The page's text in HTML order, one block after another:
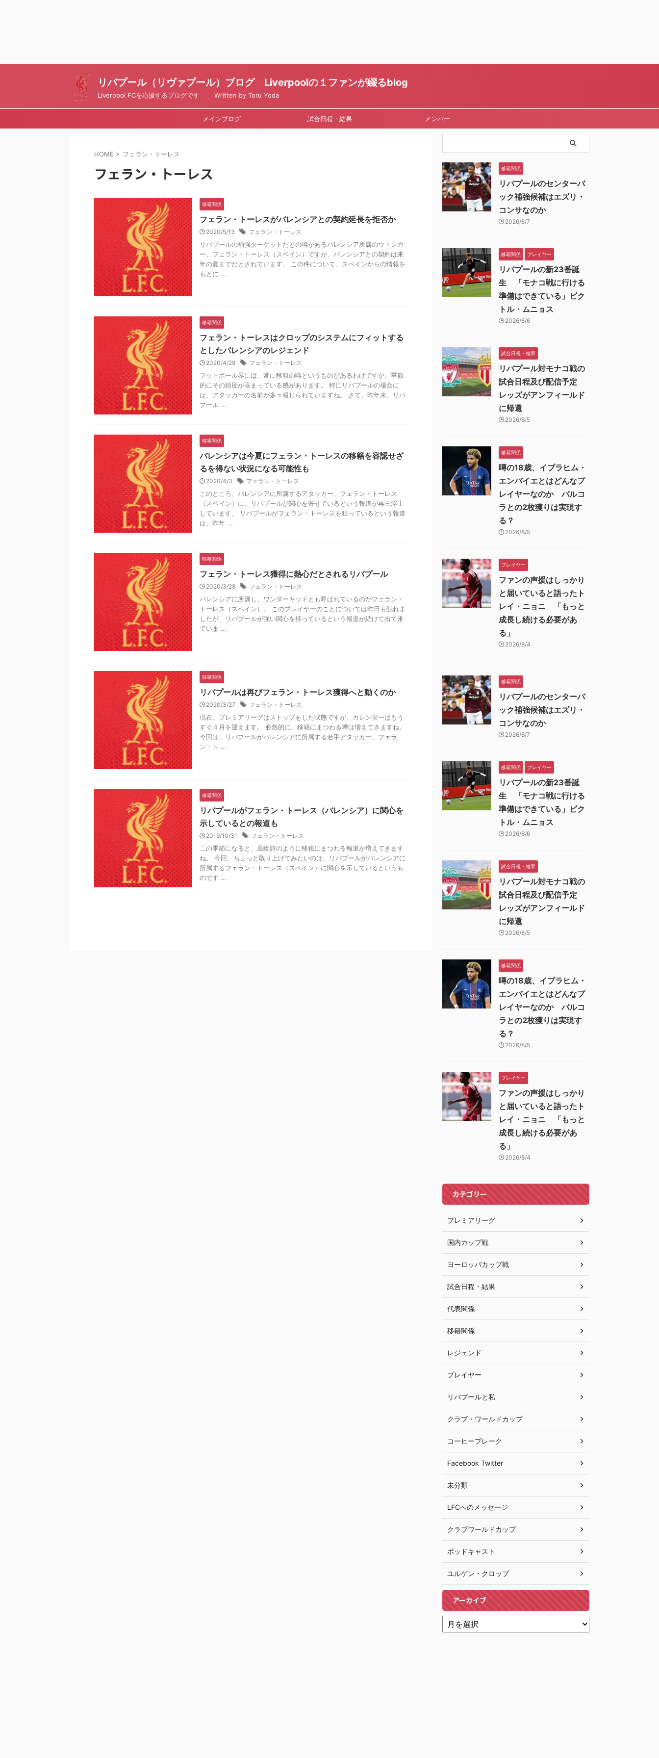
リバプール（リヴァプール）ブログ Liverpoolの１ファンが綴るblog
Liverpool FCを応援するブログです Written by Toru Yoda
メインブログ 試合日程・結果 メンバー
HOME > フェラン・トーレス
フェラン・トーレス
移籍関係
フェラン・トーレスがバレンシアとの契約延長を拒否か
2020/5/13 フェラン・トーレス
リバプールの補強ターゲットだとの噂があるバレンシア所属のウィンガ
ー、フェラン・トーレス（スペイン）ですが、バレンシアとの契約は来
年の夏までだとされています。 この件について、スペインからの情報を
もとに ...
移籍関係
フェラン・トーレスはクロップのシステムにフィットする
としたバレンシアのレジェンド
2020/4/29 フェラン・トーレス
フットボール界には、常に移籍の噂というものがあるわけですが、季節
的にその頻度が高まっている感があります。 特にリバプールの場合に
は、アタッカーの名前が多々報じられていますね。 さて、昨年来、リバ
プール ...
移籍関係
バレンシアは今夏にフェラン・トーレスの移籍を容認せざ
るを得ない状況になる可能性も
2020/4/3 フェラン・トーレス
このところ、バレンシアに所属するアタッカー、フェラン・トーレス
（スペイン）に、リバプールが関心を寄せているという報道が再三浮上
しています。 リバプールがフェラン・トーレスを狙っているという報道
は、昨年 ...
移籍関係
フェラン・トーレス獲得に熱心だとされるリバプール
2020/3/28 フェラン・トーレス
バレンシアに所属し、ワンダーキッドとも呼ばれているのがフェラン・
トーレス（スペイン）。 このプレイヤーのことについては昨日も触れま
したが、リバプールが強い関心を持っているという報道が続けて出て来
ていま ...
移籍関係
リバプールは再びフェラン・トーレス獲得へと動くのか
2020/3/27 フェラン・トーレス
現在、プレミアリーグはストップをした状態ですが、カレンダーはもう
すぐ４月を迎えます。 必然的に、移籍にまつわる噂は増えてきますね。
今回は、リバプールがバレンシアに所属する若手アタッカー、フェラ
ン・ト ...
移籍関係
リバプールがフェラン・トーレス（バレンシア）に関心を
示しているとの報道も
2019/10/31 フェラン・トーレス
この季節になると、風物詩のように移籍にまつわる報道が増えてきます
ね。 今回、ちょっと取り上げてみたいのは、リバプールがバレンシアに
所属するフェラン・トーレス（スペイン）に関心を示しているというも
のです ...
移籍関係
リバプールのセンターバ
ック補強候補はエズリ・
コンサなのか
2026/8/7
移籍関係 プレイヤー
リバプールの新23番誕
生 「モナコ戦に行ける
準備はできている」ビク
トル・ムニョス
2026/8/6
試合日程・結果
リバプール対モナコ戦の
試合日程及び配信予定
レッズがアンフィールド
に帰還
2026/8/5
移籍関係
噂の18歳、イブラヒム・
エンバイエとはどんなプ
レイヤーなのか バルコ
ラとの2枚獲りは実現す
る？
2026/8/5
プレイヤー
ファンの声援はしっかり
と届いていると語ったト
レイ・ニョニ 「もっと
成長し続ける必要があ
る」
2026/8/4
移籍関係
リバプールのセンターバ
ック補強候補はエズリ・
コンサなのか
2026/8/7
移籍関係 プレイヤー
リバプールの新23番誕
生 「モナコ戦に行ける
準備はできている」ビク
トル・ムニョス
2026/8/6
試合日程・結果
リバプール対モナコ戦の
試合日程及び配信予定
レッズがアンフィールド
に帰還
2026/8/5
移籍関係
噂の18歳、イブラヒム・
エンバイエとはどんなプ
レイヤーなのか バルコ
ラとの2枚獲りは実現す
る？
2026/8/5
プレイヤー
ファンの声援はしっかり
と届いていると語ったト
レイ・ニョニ 「もっと
成長し続ける必要があ
る」
2026/8/4
カテゴリー
プレミアリーグ
国内カップ戦
ヨーロッパカップ戦
試合日程・結果
代表関係
移籍関係
レジェンド
プレイヤー
リバプールと私
クラブ・ワールドカップ
コーヒーブレーク
Facebook Twitter
未分類
LFCへのメッセージ
クラブワールドカップ
ポッドキャスト
ユルゲン・クロップ
アーカイブ